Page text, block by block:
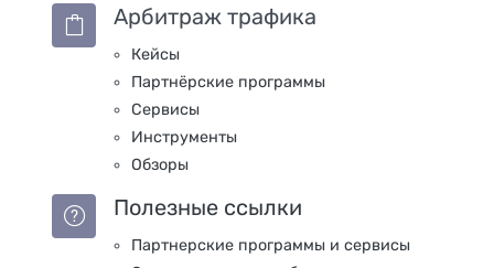
Арбитраж трафика
Кейсы
Партнёрские программы
Сервисы
Инструменты
Обзоры
Полезные ссылки
Партнерские программы и сервисы